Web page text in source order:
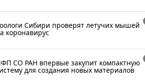
Сибири проверят летучих мышей
коронавирус
СО РАН впервые закупит компактную
для создания новых материалов